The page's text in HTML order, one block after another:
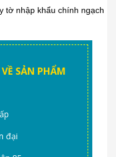
tờ nhập khẩu chính ngạch
SẢN PHẨM
đại